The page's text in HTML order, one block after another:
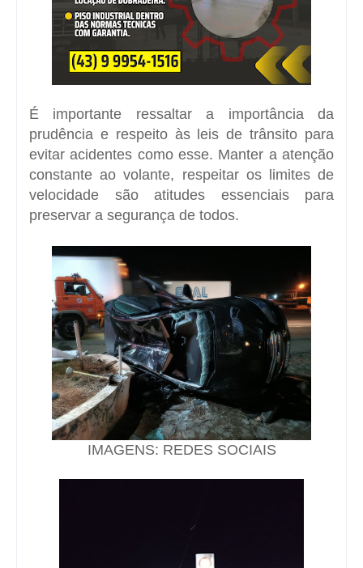
É importante ressaltar a importância da
prudência e respeito às leis de trânsito para
evitar acidentes como esse. Manter a atenção
constante ao volante, respeitar os limites de
velocidade são atitudes essenciais para
preservar a segurança de todos.
IMAGENS: REDES SOCIAIS